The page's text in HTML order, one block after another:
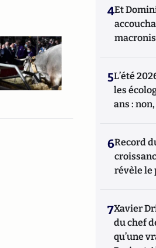
4Et
5L’été
les
ans :
6Record
révèle le
7Xavier
du chef
qu’une